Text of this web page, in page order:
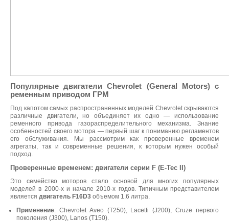
Популярные двигатели Chevrolet (General Motors) с
ременным приводом ГРМ
Под капотом самых распространенных моделей Chevrolet скрываются
различные двигатели, но объединяет их одно — использование
ременного привода газораспределительного механизма. Знание
особенностей своего мотора — первый шаг к пониманию регламентов
его обслуживания. Мы рассмотрим как проверенные временем
агрегаты, так и современные решения, к которым нужен особый
подход.
Проверенные временем: двигатели серии F (E-Tec II)
Это семейство моторов стало основой для многих популярных
моделей в 2000-х и начале 2010-х годов. Типичным представителем
является двигатель F16D3 объемом 1.6 литра.
Применение: Chevrolet Aveo (T250), Lacetti (J200), Cruze первого
поколения (J300), Lanos (T150).